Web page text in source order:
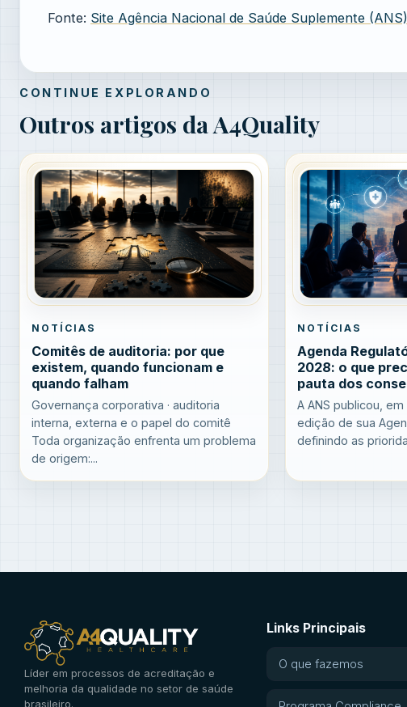
Fonte: Site Agência Nacional de Saúde Suplemente (ANS)
CONTINUE EXPLORANDO
Outros artigos da A4Quality
NOTÍCIAS
Comitês de auditoria: por que
existem, quando funcionam e
quando falham
Governança corporativa · auditoria
interna, externa e o papel do comitê
Toda organização enfrenta um problema
de origem:...
NOTÍCIAS
Agenda
2028: o que
pauta dos
A ANS publicou,
edição de sua
definindo as
Líder em processos de acreditação e
melhoria da qualidade no setor de saúde
brasileiro.
Links Principais
O que fazemos